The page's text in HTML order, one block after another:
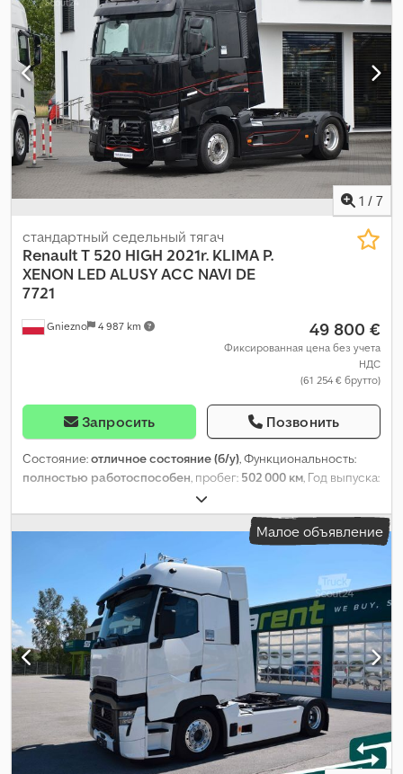
класс выбросов:Евро 6, подвеска:воздух , общая длина:6 000
мм, общая ширина:25 500 мм, общая высота:38 000 мм,
размер передней шины:
315 / 80 R 22.5 / 11mm, количество
мест: , эксплуатационная масса: 18 000 кг
, Оборудование:
кондиционер
1 / 7
Gniezno 4 987 km
стандартный седельный тягач
Renault T 520 HIGH 2021r. KLIMA P.
XENON LED ALUSY ACC NAVI DE
7721
49 800 €
Фиксированная цена без учета
НДС
(61 254 € брутто)
Запросить Позвонить
Состояние:отличное состояние (б/у), Функциональность:
полностью работоспособен, пробег: 502 000 км, Год выпуска:
Малое объявление